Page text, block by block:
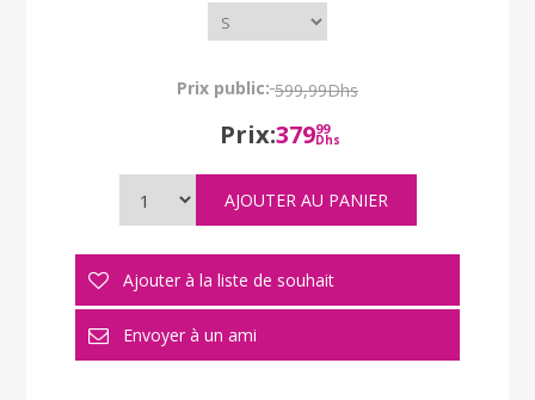
Prix public: 599,99Dhs
Prix:37999
Dhs